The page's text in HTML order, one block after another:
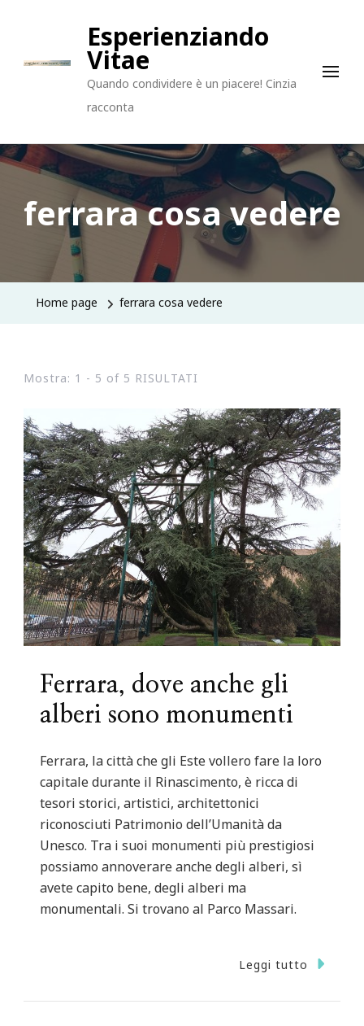
Esperienziando
Vitae
Quando condividere è un piacere! Cinzia
racconta
ferrara cosa vedere
Home page ferrara cosa vedere
Mostra: 1 - 5 of 5 RISULTATI
Ferrara, dove anche gli
alberi sono monumenti
Ferrara, la città che gli Este vollero fare la loro
capitale durante il Rinascimento, è ricca di
tesori storici, artistici, architettonici
riconosciuti Patrimonio dell’Umanità da
Unesco. Tra i suoi monumenti più prestigiosi
possiamo annoverare anche degli alberi, sì
avete capito bene, degli alberi ma
monumentali. Si trovano al Parco Massari.
Leggi tutto